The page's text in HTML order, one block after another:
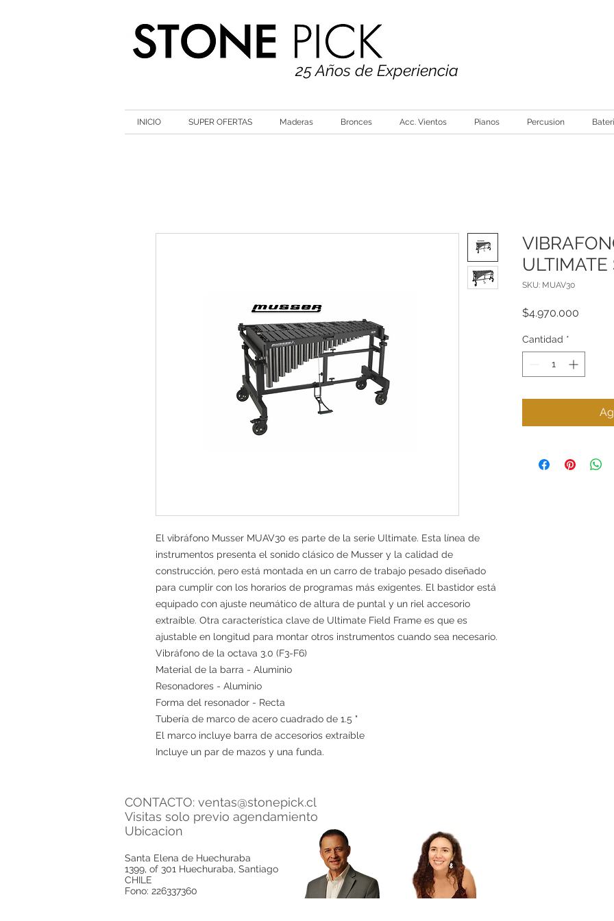
25 Años de Experiencia
INICIO SUPER OFERTAS Maderas Bronces Acc. Vientos Pianos Percusion
El vibráfono Musser MUAV30 es parte de la serie Ultimate. Esta línea de
instrumentos presenta el sonido clásico de Musser y la calidad de
construcción, pero está montada en un carro de trabajo pesado diseñado
para cumplir con los horarios de programas más exigentes. El bastidor está
equipado con ajuste neumático de altura de puntal y un riel accesorio
extraíble. Otra característica clave de Ultimate Field Frame es que es
ajustable en longitud para montar otros instrumentos cuando sea necesario.
Vibráfono de la octava 3.0 (F3-F6)
Material de la barra - Aluminio
Resonadores - Aluminio
Forma del resonador - Recta
Tubería de marco de acero cuadrado de 1.5 "
El marco incluye barra de accesorios extraíble
Incluye un par de mazos y una funda.
ULTIMATE
SKU: MUAV30
$4.970.000
Cantidad *
CONTACTO: ventas@stonepick.cl
Visitas solo previo agendamiento
Ubicacion
Santa Elena de Huechuraba
1399, of 301 Huechuraba, Santiago
CHILE
Fono: 226337360